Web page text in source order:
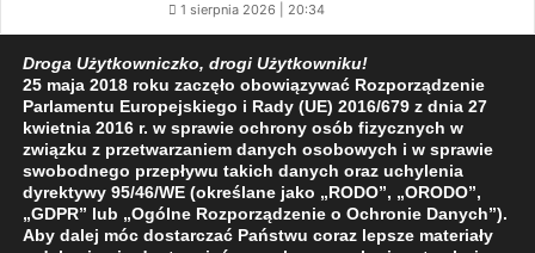
1 sierpnia 2026 | 20:34
31 lipca 2026 | 11:44
Facebook
X YouTube
Droga Użytkowniczko, drogi Użytkowniku!
25 maja 2018 roku zaczęło obowiązywać Rozporządzenie
Parlamentu Europejskiego i Rady (UE) 2016/679 z dnia 27
kwietnia 2016 r. w sprawie ochrony osób fizycznych w
związku z przetwarzaniem danych osobowych i w sprawie
swobodnego przepływu takich danych oraz uchylenia
dyrektywy 95/46/WE (określane jako „RODO”, „ORODO”,
„GDPR” lub „Ogólne Rozporządzenie o Ochronie Danych”).
Aby dalej móc dostarczać Państwu coraz lepsze materiały